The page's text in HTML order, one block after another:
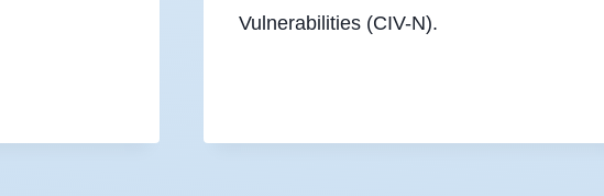
Vulnerabilities (CIV-N).